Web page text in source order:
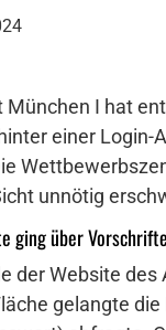
München I hat
einer Login-
unnötig
ging über
der Website
gelangte